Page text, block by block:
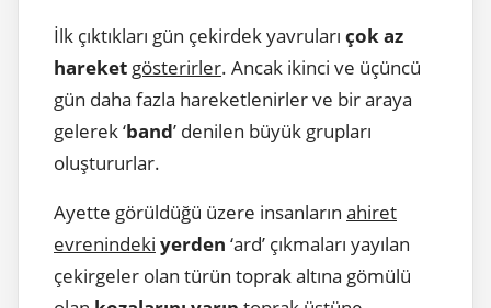
İlk çıktıkları gün çekirdek yavruları çok az
hareket gösterirler. Ancak ikinci ve üçüncü
gün daha fazla hareketlenirler ve bir araya
gelerek ‘band’ denilen büyük grupları
oluştururlar.
Ayette görüldüğü üzere insanların ahiret
evrenindeki yerden ‘ard’ çıkmaları yayılan
çekirgeler olan türün toprak altına gömülü